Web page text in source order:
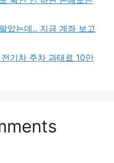
았는데.. 지금 계좌 보고
기차 주차 과태료 10만